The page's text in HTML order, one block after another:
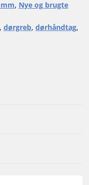
, Nye og brugte
dørgreb, dørhåndtag,